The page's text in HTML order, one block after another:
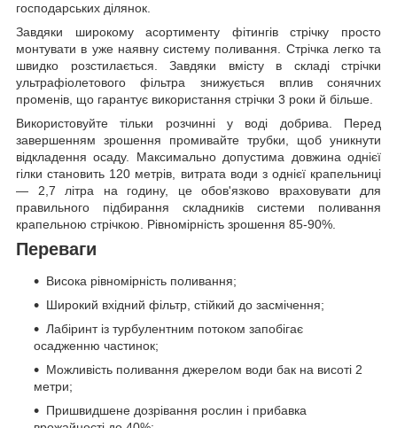
господарських ділянок.
Завдяки широкому асортименту фітингів стрічку просто
монтувати в уже наявну систему поливання. Стрічка легко та
швидко розстилається. Завдяки вмісту в складі стрічки
ультрафіолетового фільтра знижується вплив сонячних
променів, що гарантує використання стрічки 3 роки й більше.
Використовуйте тільки розчинні у воді добрива. Перед
завершенням зрошення промивайте трубки, щоб уникнути
відкладення осаду. Максимально допустима довжина однієї
гілки становить 120 метрів, витрата води з однієї крапельниці
— 2,7 літра на годину, це обов'язково враховувати для
правильного підбирання складників системи поливання
крапельною стрічкою. Рівномірність зрошення 85-90%.
Переваги
Висока рівномірність поливання;
Широкий вхідний фільтр, стійкий до засмічення;
Лабіринт із турбулентним потоком запобігає
осадженню частинок;
Можливість поливання джерелом води бак на висоті 2
метри;
Пришвидшене дозрівання рослин і прибавка